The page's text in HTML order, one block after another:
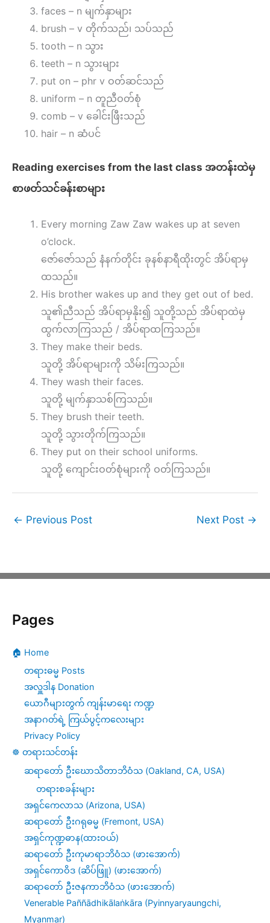
faces – n မျက်နှာများ
brush – v တိုက်သည်၊ သပ်သည်
tooth – n သွား
teeth – n သွားများ
put on – phr v ဝတ်ဆင်သည်
uniform – n တူညီဝတ်စုံ
comb – v ခေါင်းဖြီးသည်
hair – n ဆံပင်
Reading exercises from the last class အတန်းထဲမှ
စာဖတ်သင်ခန်းစာများ
Every morning Zaw Zaw wakes up at seven
o’clock.
ဇော်ဇော်သည် နံနက်တိုင်း ခုနစ်နာရီထိုးတွင် အိပ်ရာမှ
ထသည်။
His brother wakes up and they get out of bed.
သူ၏ညီသည် အိပ်ရာမှနိုး၍ သူတို့သည် အိပ်ရာထဲမှ
ထွက်လာကြသည် / အိပ်ရာထကြသည်။
They make their beds.
သူတို့ အိပ်ရာများကို သိမ်းကြသည်။
They wash their faces.
သူတို့ မျက်နှာသစ်ကြသည်။
They brush their teeth.
သူတို့ သွားတိုက်ကြသည်။
They put on their school uniforms.
သူတို့ ကျောင်းဝတ်စုံများကို ဝတ်ကြသည်။
← Previous Post Next Post →
Pages
🏠 Home
တရားဓမ္မ Posts
အလှူဒါန Donation
ယောဂီများတွက် ကျန်းမာရေး ကဏ္ဍ
အနာဂတ်ရဲ့ ကြယ်ပွင့်ကလေးများ
Privacy Policy
☸️ တရားသင်တန်း
ဆရာတော် ဦးဃောသိတာဘိဝံသ (Oakland, CA, USA)
တရားစခန်းများ
အရှင်ကေလာသ (Arizona, USA)
ဆရာတော် ဦးဂရုဓမ္မ (Fremont, USA)
အရှင်ကုဏ္ဍဓာန(ထားဝယ်)
ဆရာတော် ဦးကုမာရာဘိဝံသ (ဖားအောက်)
အရှင်ကောဝိဒ (ဆိပ်ဖြူ) (ဖားအောက်)
ဆရာတော် ဦးဇနကာဘိဝံသ (ဖားအောက်)
Venerable Paññādhikālaṅkāra (Pyinnyaryaungchi,
Myanmar)